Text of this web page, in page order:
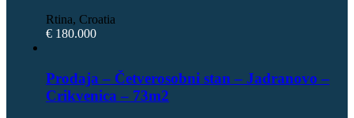
Rtina, Croatia
€ 180.000
Prodaja – Četverosobni stan – Jadranovo –
Crikvenica – 73m2